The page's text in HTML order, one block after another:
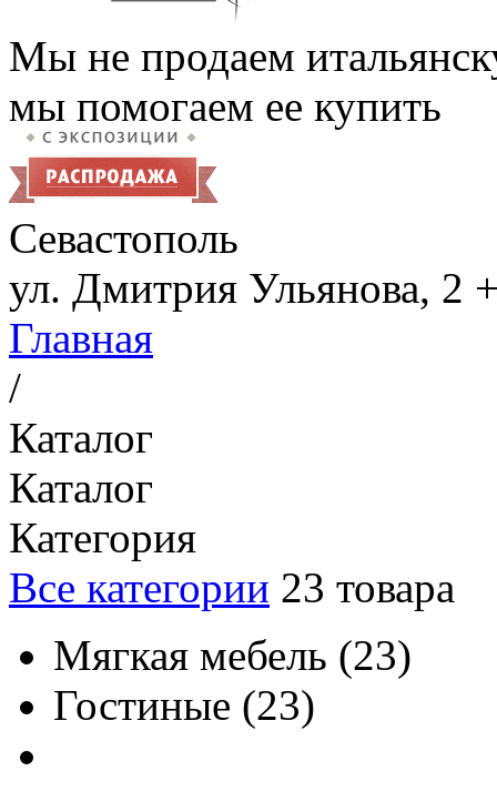
Мы не продаем
мы помогаем ее купить
Севастополь
ул. Дмитрия Ульянова, 2
Главная
/
Каталог
Каталог
Категория
Все категории 23 товара
Мягкая мебель (23)
Гостиные (23)